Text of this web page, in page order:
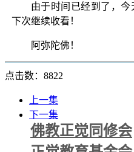
由于时间已经到了，
下次继续收看！
阿弥陀佛！
点击数：8822
上一集
下一集
佛教正觉同修会